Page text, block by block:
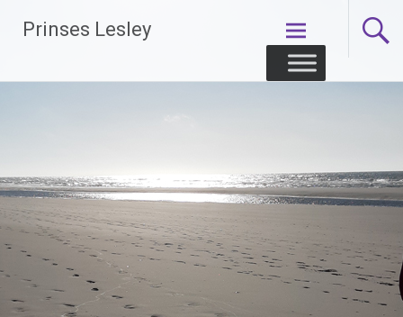
Prinses Lesley